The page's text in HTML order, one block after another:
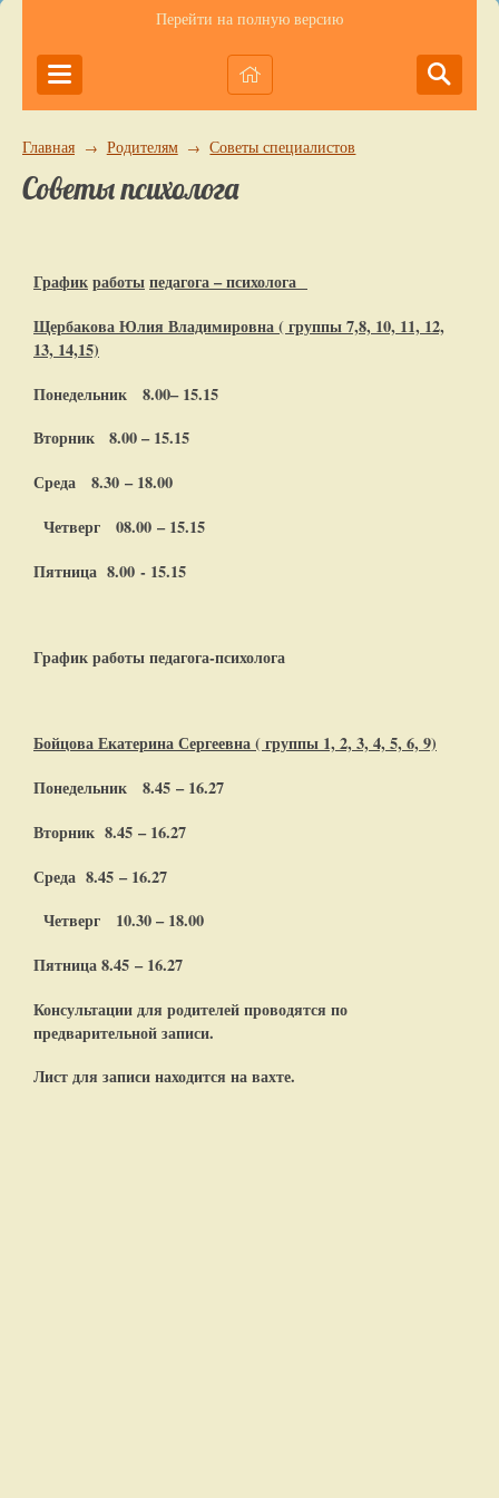
Перейти на полную версию
Главная → Родителям → Советы специалистов
Советы психолога
Графикработыпедагога– психолога
Щербакова Юлия Владимировна ( группы 7,8, 10, 11, 12,
13, 14,15)
Понедельник
8.00– 15.15
Вторник 8.00 – 15.15
Среда 8.30 – 18.00
Четверг 08.00 – 15.15
Пятница 8.00 - 15.15
График работы педагога-психолога
Бойцова Екатерина Сергеевна ( группы 1, 2, 3, 4, 5, 6, 9)
Понедельник
8.45 – 16.27
Вторник 8.45 – 16.27
Среда 8.45 – 16.27
Четверг 10.30 – 18.00
Пятница 8.45 – 16.27
Консультации для родителей проводятся по
предварительной записи.
Лист для записи находится на вахте.